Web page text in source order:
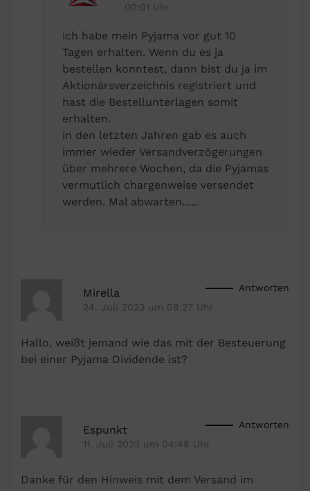
00:01 Uhr
ich habe mein Pyjama vor gut 10
Tagen erhalten. Wenn du es ja
bestellen konntest, dann bist du ja im
Aktionärsverzeichnis registriert und
hast die Bestellunterlagen somit
erhalten.
in den letzten Jahren gab es auch
immer wieder Versandverzögerungen
über mehrere Wochen, da die Pyjamas
vermutlich chargenweise versendet
werden. Mal abwarten…..
Mirella
24. Juli 2023 um 08:27 Uhr
Antworten
Hallo, weißt jemand wie das mit der Besteuerung
bei einer Pyjama Dividende ist?
Espunkt
11. Juli 2023 um 04:48 Uhr
Antworten
Danke für den Hinweis mit dem Versand im